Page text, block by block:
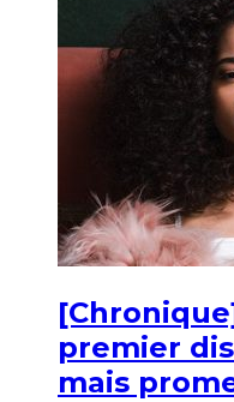
premier
mais